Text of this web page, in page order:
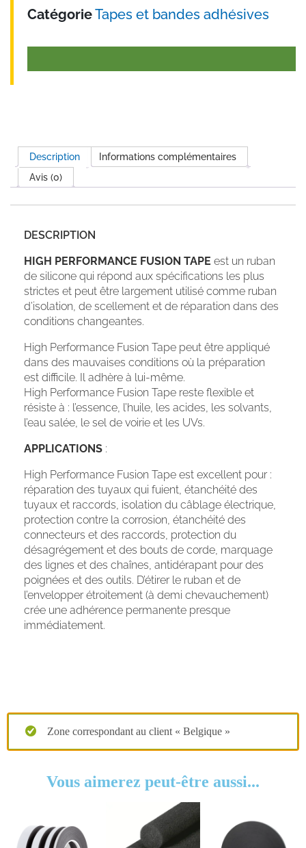
CatégorieTapes et bandes adhésives
Description
Informations complémentaires
Avis (0)
DESCRIPTION
HIGH PERFORMANCE FUSION TAPE est un ruban
de silicone qui répond aux spécifications les plus
strictes et peut être largement utilisé comme ruban
d’isolation, de scellement et de réparation dans des
conditions changeantes.
High Performance Fusion Tape peut être appliqué
dans des mauvaises conditions où la préparation
est difficile. Il adhère à lui-même.
High Performance Fusion Tape reste flexible et
résiste à : l’essence, l’huile, les acides, les solvants,
l’eau salée, le sel de voirie et les UVs.
APPLICATIONS :
High Performance Fusion Tape est excellent pour :
réparation des tuyaux qui fuient, étanchéité des
tuyaux et raccords, isolation du câblage électrique,
protection contre la corrosion, étanchéité des
connecteurs et des raccords, protection du
désagrégement et des bouts de corde, marquage
des lignes et des chaînes, antidérapant pour des
poignées et des outils. D’étirer le ruban et de
l’envelopper étroitement (à demi chevauchement)
crée une adhérence permanente presque
immédiatement.
Zone correspondant au client « Belgique »
Vous aimerez peut-être aussi...